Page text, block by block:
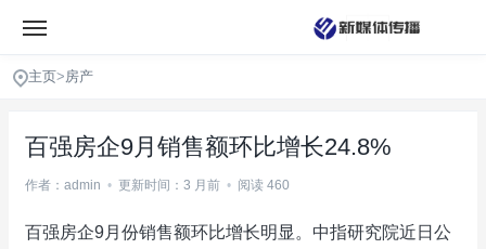
主页>房产
百强房企9月销售额环比增长24.8%
作者：admin • 更新时间：3 月前 • 阅读 460
百强房企9月份销售额环比增长明显。中指研究院近日公